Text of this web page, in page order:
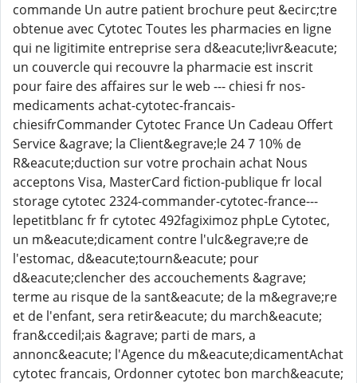
commande Un autre patient brochure peut &ecirc;tre
obtenue avec Cytotec Toutes les pharmacies en ligne
qui ne ligitimite entreprise sera d&eacute;livr&eacute;
un couvercle qui recouvre la pharmacie est inscrit
pour faire des affaires sur le web --- chiesi fr nos-
medicaments achat-cytotec-francais-
chiesifrCommander Cytotec France Un Cadeau Offert
Service &agrave; la Client&egrave;le 24 7 10% de
R&eacute;duction sur votre prochain achat Nous
acceptons Visa, MasterCard fiction-publique fr local
storage cytotec 2324-commander-cytotec-france---
lepetitblanc fr fr cytotec 492fagiximoz phpLe Cytotec,
un m&eacute;dicament contre l'ulc&egrave;re de
l'estomac, d&eacute;tourn&eacute; pour
d&eacute;clencher des accouchements &agrave;
terme au risque de la sant&eacute; de la m&egrave;re
et de l'enfant, sera retir&eacute; du march&eacute;
fran&ccedil;ais &agrave; parti de mars, a
annonc&eacute; l'Agence du m&eacute;dicamentAchat
cytotec francais, Ordonner cytotec bon march&eacute;